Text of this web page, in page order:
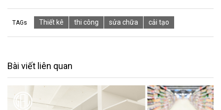
TAGs Thiết kê thi công sửa chữa cải tạo
Bài viết liên quan